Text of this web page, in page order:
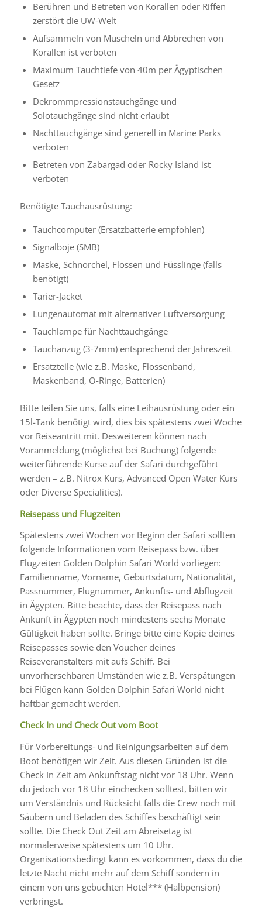
Berühren und Betreten von Korallen oder Riffen
zerstört die UW-Welt
Aufsammeln von Muscheln und Abbrechen von
Korallen ist verboten
Maximum Tauchtiefe von 40m per Ägyptischen
Gesetz
Dekrommpressionstauchgänge und
Solotauchgänge sind nicht erlaubt
Nachttauchgänge sind generell in Marine Parks
verboten
Betreten von Zabargad oder Rocky Island ist
verboten
Benötigte Tauchausrüstung:
Tauchcomputer (Ersatzbatterie empfohlen)
Signalboje (SMB)
Maske, Schnorchel, Flossen und Füsslinge (falls
benötigt)
Tarier-Jacket
Lungenautomat mit alternativer Luftversorgung
Tauchlampe für Nachttauchgänge
Tauchanzug (3-7mm) entsprechend der Jahreszeit
Ersatzteile (wie z.B. Maske, Flossenband,
Maskenband, O-Ringe, Batterien)
Bitte teilen Sie uns, falls eine Leihausrüstung oder ein
15l-Tank benötigt wird, dies bis spätestens zwei Woche
vor Reiseantritt mit. Desweiteren können nach
Voranmeldung (möglichst bei Buchung) folgende
weiterführende Kurse auf der Safari durchgeführt
werden – z.B. Nitrox Kurs, Advanced Open Water Kurs
oder Diverse Specialities).
Reisepass und Flugzeiten
Spätestens zwei Wochen vor Beginn der Safari sollten
folgende Informationen vom Reisepass bzw. über
Flugzeiten Golden Dolphin Safari World vorliegen:
Familienname, Vorname, Geburtsdatum, Nationalität,
Passnummer, Flugnummer, Ankunfts- und Abflugzeit
in Ägypten. Bitte beachte, dass der Reisepass nach
Ankunft in Ägypten noch mindestens sechs Monate
Gültigkeit haben sollte. Bringe bitte eine Kopie deines
Reisepasses sowie den Voucher deines
Reiseveranstalters mit aufs Schiff. Bei
unvorhersehbaren Umständen wie z.B. Verspätungen
bei Flügen kann Golden Dolphin Safari World nicht
haftbar gemacht werden.
Check In und Check Out vom Boot
Für Vorbereitungs- und Reinigungsarbeiten auf dem
Boot benötigen wir Zeit. Aus diesen Gründen ist die
Check In Zeit am Ankunftstag nicht vor 18 Uhr. Wenn
du jedoch vor 18 Uhr einchecken solltest, bitten wir
um Verständnis und Rücksicht falls die Crew noch mit
Säubern und Beladen des Schiffes beschäftigt sein
sollte. Die Check Out Zeit am Abreisetag ist
normalerweise spätestens um 10 Uhr.
Organisationsbedingt kann es vorkommen, dass du die
letzte Nacht nicht mehr auf dem Schiff sondern in
einem von uns gebuchten Hotel*** (Halbpension)
verbringst.